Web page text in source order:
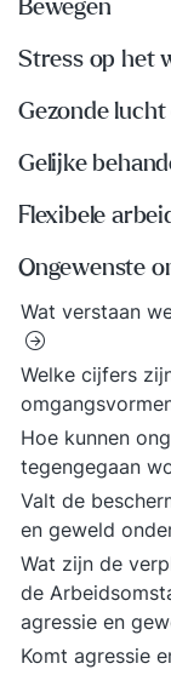
Bewegen
Stress op het
Gezonde
Gelijke
Flexibele
Ongewenste
Wat verstaan
Welke cijfers
Hoe kunnen
tegengegaan
Valt de
en geweld
Wat zijn de
de
agressie en
Komt agressie